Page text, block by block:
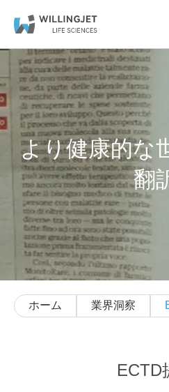
より健康的な
翻
ホーム 業界洞察
ECTD